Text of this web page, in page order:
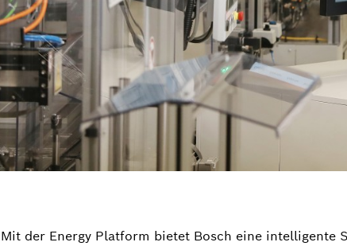
Mit der Energy Platform bietet Bosch eine intelligente